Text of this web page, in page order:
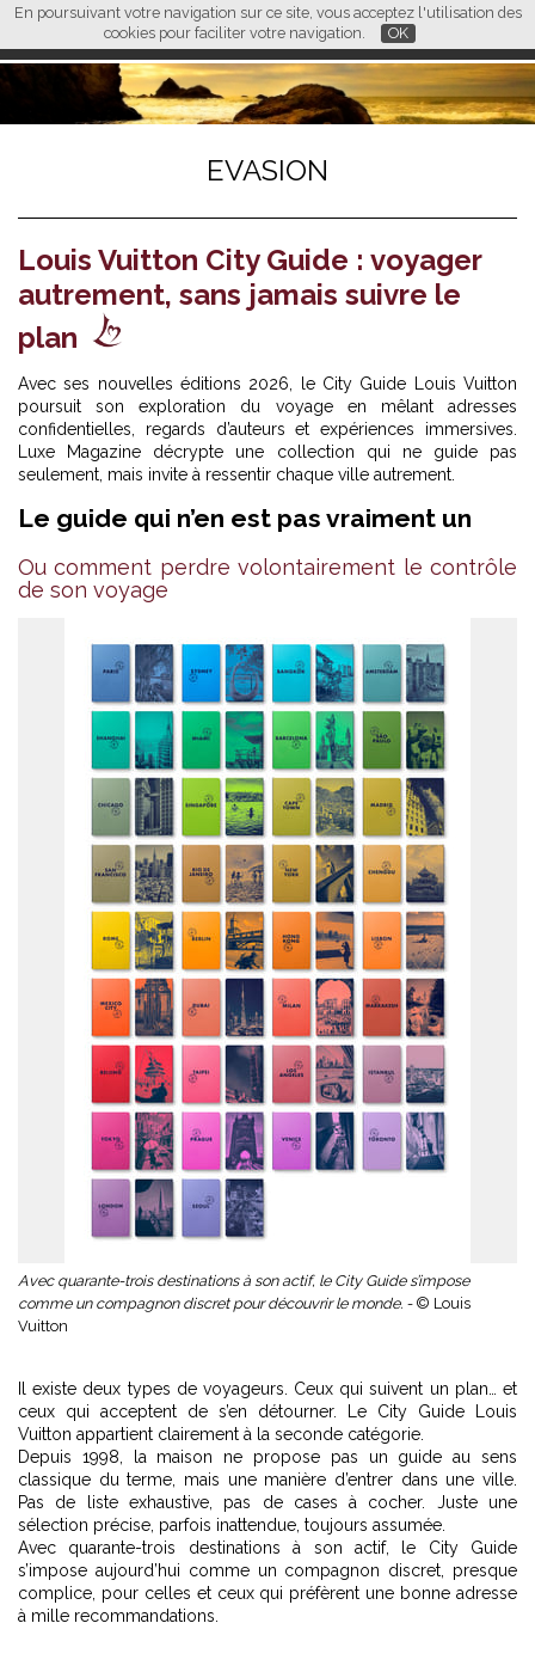
En poursuivant votre navigation sur ce site, vous acceptez l'utilisation des
cookies pour faciliter votre navigation.
OK
FR EN CN
L M
EVASION
Louis Vuitton City Guide : voyager
autrement, sans jamais suivre le
plan
Avec ses nouvelles éditions 2026, le City Guide Louis Vuitton
poursuit son exploration du voyage en mêlant adresses
confidentielles, regards d’auteurs et expériences immersives.
Luxe Magazine décrypte une collection qui ne guide pas
seulement, mais invite à ressentir chaque ville autrement.
Le guide qui n’en est pas vraiment un
Ou comment perdre volontairement le contrôle
de son voyage
Avec quarante-trois destinations à son actif, le City Guide s’impose
comme un compagnon discret pour découvrir le monde. - © Louis
Vuitton
Il existe deux types de voyageurs. Ceux qui suivent un plan… et
ceux qui acceptent de s’en détourner. Le City Guide Louis
Vuitton appartient clairement à la seconde catégorie.
Depuis 1998, la maison ne propose pas un guide au sens
classique du terme, mais une manière d’entrer dans une ville.
Pas de liste exhaustive, pas de cases à cocher. Juste une
sélection précise, parfois inattendue, toujours assumée.
Avec quarante-trois destinations à son actif, le City Guide
s’impose aujourd’hui comme un compagnon discret, presque
complice, pour celles et ceux qui préfèrent une bonne adresse
à mille recommandations.